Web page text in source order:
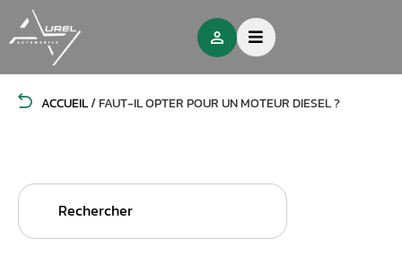
ACCUEIL/FAUT-IL OPTER POUR UN MOTEUR DIESEL ?
Search